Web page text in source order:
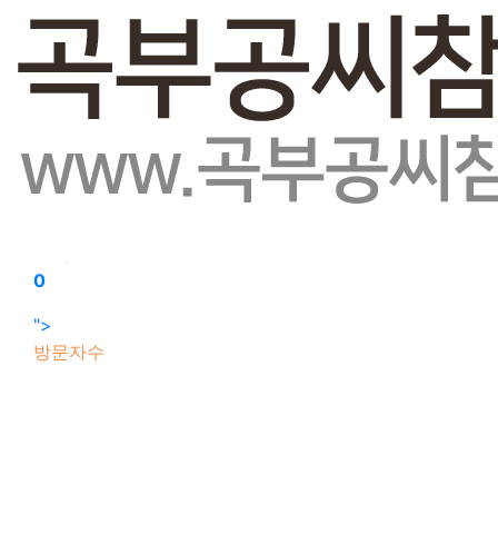
회원가입
로그인
오늘
0
0
최대
0
">
방문자수